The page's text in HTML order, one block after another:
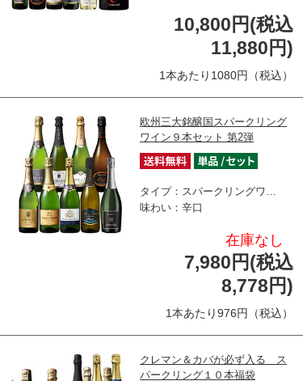
10,800円(税込
11,880円)
1本あたり1080円（税込）
欧州三大銘醸国スパークリング
ワイン９本セット 第2弾
タイプ：スパークリングワ…
味わい：辛口
在庫なし
7,980円(税込
8,778円)
1本あたり976円（税込）
クレマン＆カバが必ず入る ス
パークリング１０本福袋